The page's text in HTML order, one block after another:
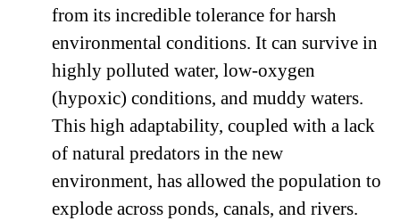
from its incredible tolerance for harsh
environmental conditions. It can survive in
highly polluted water, low-oxygen
(hypoxic) conditions, and muddy waters.
This high adaptability, coupled with a lack
of natural predators in the new
environment, has allowed the population to
explode across ponds, canals, and rivers.